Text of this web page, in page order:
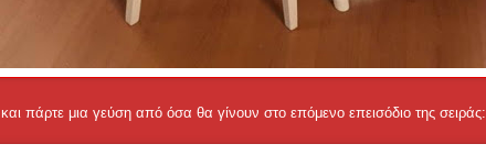
πάρτε μια γεύση από όσα θα γίνουν στο επόμενο επεισόδιο της σειράς: